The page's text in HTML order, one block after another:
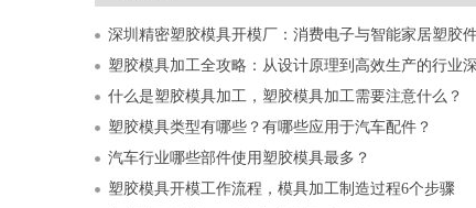
什么是塑胶模具加工，塑胶模具加工需要注意什么？
塑胶模具类型有哪些？有哪些应用于汽车配件？
汽车行业哪些部件使用塑胶模具最多？
塑胶模具开模工作流程，模具加工制造过程6个步骤